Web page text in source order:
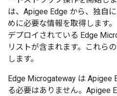
は、Apigee Edge から、独自
めに必要な情報を取得します
デプロイされている Edge
リストが含まれます。これら
します。
Edge Microgateway は Apigee
る必要はありません。Apigee